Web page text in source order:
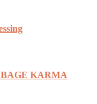
KARMA